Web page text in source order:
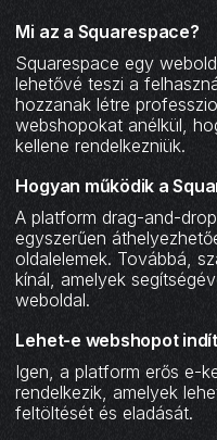
Mi az a Squarespace?
Squarespace egy
lehetővé teszi a
hozzanak létre
webshopokat anélkül,
kellene rendelkezniük.
Hogyan működik a
A platform drag-and-
egyszerűen
oldalelemek. Továbbá,
kínál, amelyek
weboldal.
Lehet-e webshopot
Igen, a platform erős e-
rendelkezik, amelyek
feltöltését és eladását.